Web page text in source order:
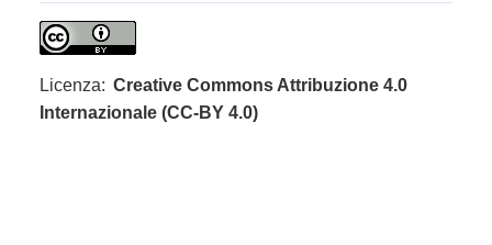
Licenza: Creative Commons Attribuzione 4.0
Internazionale (CC-BY 4.0)